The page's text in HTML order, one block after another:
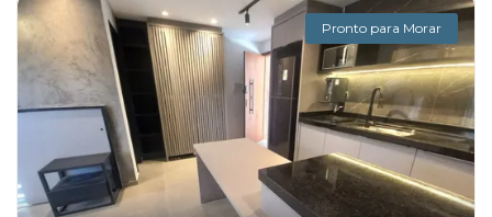
Pronto para Morar